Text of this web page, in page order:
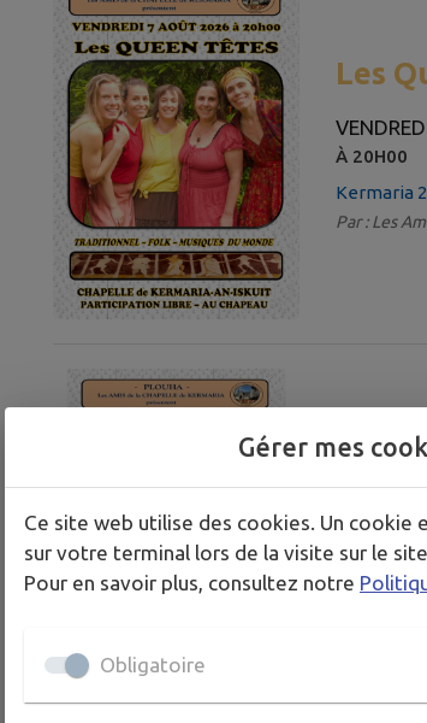
Les
À 20H00
Kermaria
Par : Les
DE 20H00
Kermaria,
Gérer mes
Ce site web utilise des cookies. Un cookie
sur votre terminal lors de la visite sur le site.
Pour en savoir plus, consultez notre
Obligatoire